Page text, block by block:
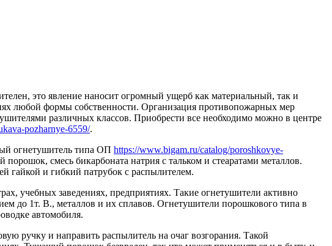
это явление наносит огромный ущерб как материальный, так и
любой формы собственности. Организация противопожарных мер
различных классов. Приобрести все необходимо можно в центре
pozharnye-6559/.
огнетушитель типа ОП https://www.bigam.ru/catalog/poroshkovye-
смесь бикарбоната натрия с тальком и стеаратами металлов.
гайкой и гибкий патрубок с распылителем.
учебных заведениях, предприятиях. Такие огнетушители активно
до 1т. В., металлов и их сплавов. Огнетушители порошкового типа в
автомобиля.
ручку и направить распылитель на очаг возгорания. Такой